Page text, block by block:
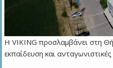
Η VIKING προσλαμβάνει στη
εκπαίδευση και